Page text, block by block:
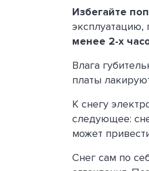
Избегайте
эксплуатацию,
менее 2-х
Влага
платы
К снегу
следующее:
может
Снег сам по